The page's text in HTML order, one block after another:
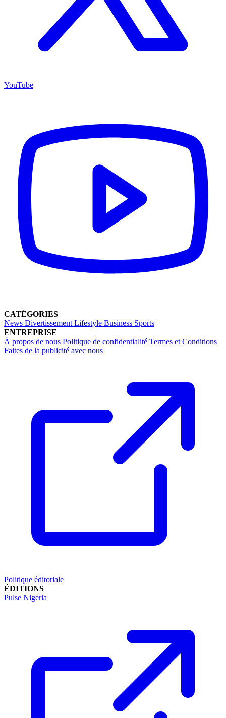
YouTube
CATÉGORIES
News Divertissement Lifestyle Business Sports
ENTREPRISE
À propos de nous Politique de confidentialité Termes et Conditions
Faites de la publicité avec nous
Politique éditoriale
ÉDITIONS
Pulse Nigeria